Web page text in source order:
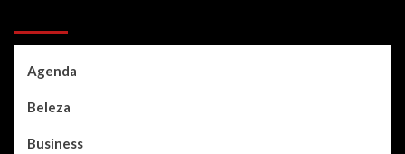
Agenda
Beleza
Business